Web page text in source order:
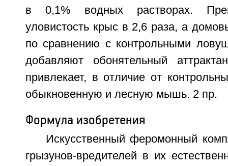
в 0,1% водных растворах.
уловистость крыс в 2,6 раза, а
по сравнению с контрольными
добавляют обонятельный
привлекает, в отличие от
обыкновенную и лесную мышь. 2 пр.
Формула изобретения
Искусственный феромонный
грызунов-вредителей в их